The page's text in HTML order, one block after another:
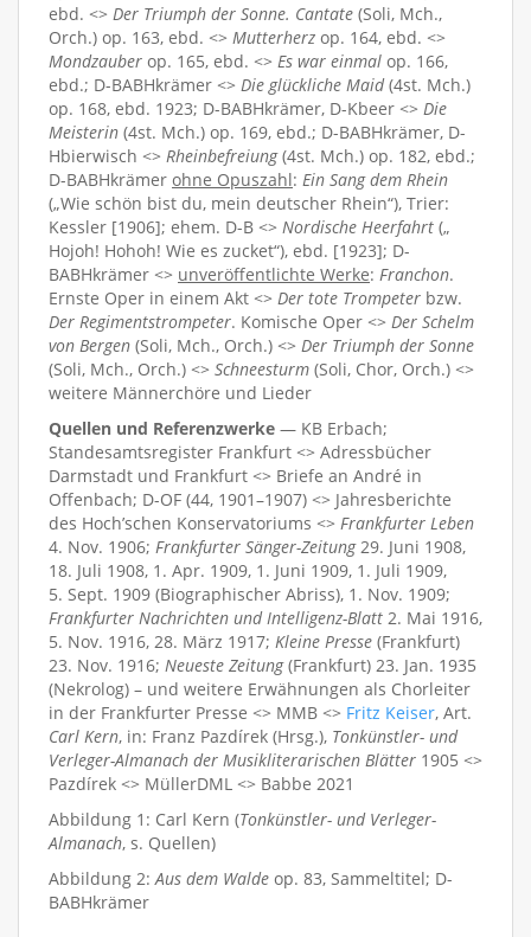
ebd. <> Der Triumph der Sonne. Cantate (Soli, Mch.,
Orch.) op. 163, ebd. <> Mutterherz op. 164, ebd. <>
Mondzauber op. 165, ebd. <> Es war einmal op. 166,
ebd.; D-BABHkrämer <> Die glückliche Maid(4st. Mch.)
op. 168, ebd. 1923; D-BABHkrämer, D-Kbeer <> Die
Meisterin (4st. Mch.) op. 169, ebd.; D-BABHkrämer, D-
Hbierwisch <> Rheinbefreiung(4st. Mch.) op. 182, ebd.;
D-BABHkrämer ohne Opuszahl: Ein Sang dem Rhein
(„Wie schön bist du, mein deutscher Rhein“), Trier:
Kessler [1906]; ehem. D-B <> Nordische Heerfahrt („
Hojoh! Hohoh! Wie es zucket“), ebd. [1923]; D-
BABHkrämer <> unveröffentlichte Werke: Franchon.
Ernste Oper in einem Akt <> Der tote Trompeter bzw.
Der Regimentstrompeter. Komische Oper <> Der Schelm
von Bergen (Soli, Mch., Orch.) <> Der Triumph der Sonne
(Soli, Mch., Orch.) <> Schneesturm (Soli, Chor, Orch.) <>
weitere Männerchöre und Lieder
Quellen und Referenzwerke — KB Erbach;
Standesamtsregister Frankfurt <> Adressbücher
Darmstadt und Frankfurt <> Briefe an André in
Offenbach; D-OF (44, 1901–1907) <> Jahresberichte
des Hoch’schen Konservatoriums <> Frankfurter Leben
4. Nov. 1906; Frankfurter Sänger-Zeitung29. Juni 1908,
18. Juli 1908, 1. Apr. 1909, 1. Juni 1909, 1. Juli 1909,
5. Sept. 1909 (Biographischer Abriss), 1. Nov. 1909;
Frankfurter Nachrichten und Intelligenz-Blatt 2. Mai 1916,
5. Nov. 1916, 28. März 1917; Kleine Presse (Frankfurt)
23. Nov. 1916; Neueste Zeitung(Frankfurt) 23. Jan. 1935
(Nekrolog) – und weitere Erwähnungen als Chorleiter
in der Frankfurter Presse <> MMB <> Fritz Keiser, Art.
Carl Kern, in: Franz Pazdírek (Hrsg.), Tonkünstler- und
Verleger-Almanach der Musikliterarischen Blätter 1905 <>
Pazdírek <> MüllerDML <> Babbe 2021
Abbildung 1: Carl Kern (Tonkünstler- und Verleger-
Almanach, s. Quellen)
Abbildung 2:Aus dem Walde op. 83, Sammeltitel; D-
BABHkrämer